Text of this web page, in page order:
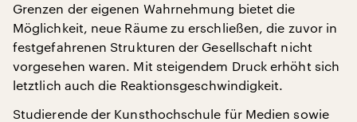
Grenzen der eigenen Wahrnehmung bietet die
Möglichkeit, neue Räume zu erschließen, die zuvor in
festgefahrenen Strukturen der Gesellschaft nicht
vorgesehen waren. Mit steigendem Druck erhöht sich
letztlich auch die Reaktionsgeschwindigkeit.
Studierende der Kunsthochschule für Medien sowie